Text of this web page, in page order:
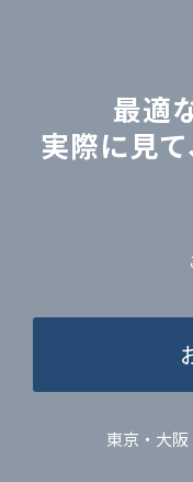
最適
実際に見
東京・大